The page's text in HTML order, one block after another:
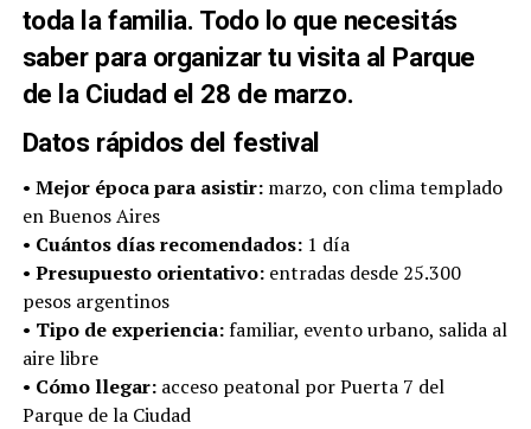
toda la familia. Todo lo que necesitás
saber para organizar tu visita al Parque
de la Ciudad el 28 de marzo.
Datos rápidos del festival
• Mejor época para asistir:marzo, con clima templado
en Buenos Aires
• Cuántos días recomendados:1 día
• Presupuesto orientativo:entradas desde 25.300
pesos argentinos
• Tipo de experiencia:familiar, evento urbano, salida al
aire libre
• Cómo llegar:acceso peatonal por Puerta 7 del
Parque de la Ciudad